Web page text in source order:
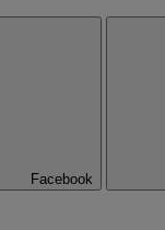
Facebook